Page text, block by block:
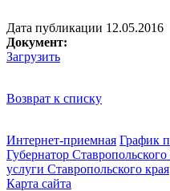
Дата публикации 12.05.2016
Документ:
Загрузить
Возврат к списку
Интернет-приемная График
Губернатор Ставропольского
услуги Ставропольского края
Карта сайта